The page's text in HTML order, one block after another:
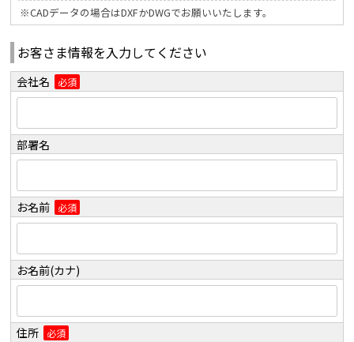
※CADデータの場合はDXFかDWGでお願いいたします。
お客さま情報を入力してください
会社名 必須
部署名
お名前 必須
お名前(カナ)
住所 必須